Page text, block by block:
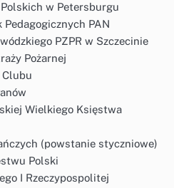
Polskich w Petersburgu
Pedagogicznych PAN
PZPR w Szczecinie
Pożarnej
Clubu
Wielkiego Księstwa
(powstanie styczniowe)
Polski
I Rzeczypospolitej